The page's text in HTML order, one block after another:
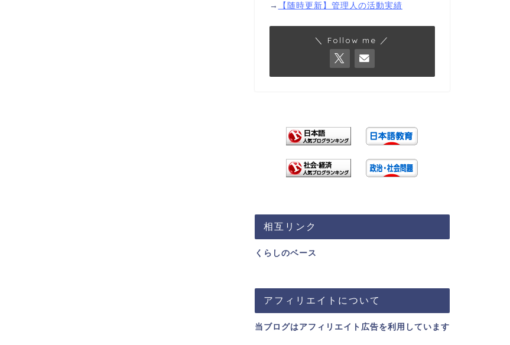
→ 【随時更新】管理人の活動実績
＼ Follow me ／
相互リンク
くらしのベース
アフィリエイトについて
当ブログはアフィリエイト広告を利用しています